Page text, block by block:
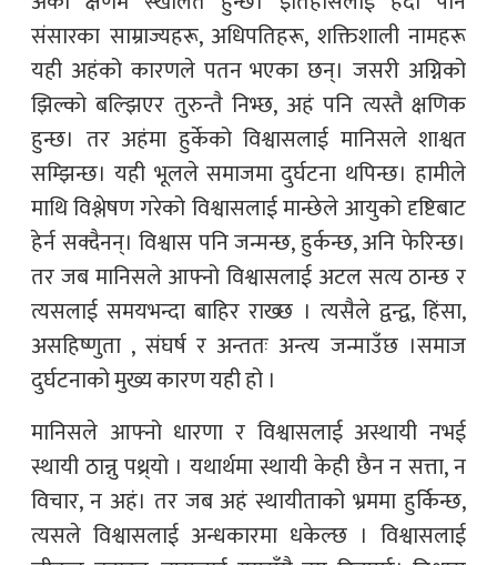
संसारका साम्राज्यहरू, अधिपतिहरू, शक्तिशाली नामहरू
यही अहंको कारणले पतन भएका छन्। जसरी अग्निको
झिल्को बल्झिएर तुरुन्तै निभ्छ, अहं पनि त्यस्तै क्षणिक
हुन्छ। तर अहंमा हुर्केको विश्वासलाई मानिसले शाश्वत
सम्झिन्छ। यही भूलले समाजमा दुर्घटना थपिन्छ। हामीले
माथि विश्लेषण गरेको विश्वासलाई मान्छेले आयुको दृष्टिबाट
हेर्न सक्दैनन्। विश्वास पनि जन्मन्छ, हुर्कन्छ, अनि फेरिन्छ।
तर जब मानिसले आफ्नो विश्वासलाई अटल सत्य ठान्छ र
त्यसलाई समयभन्दा बाहिर राख्छ । त्यसैले द्वन्द्व, हिंसा,
असहिष्णुता , संघर्ष र अन्ततः अन्त्य जन्माउँछ ।समाज
दुर्घटनाको मुख्य कारण यही हो ।
मानिसले आफ्नो धारणा र विश्वासलाई अस्थायी नभई
स्थायी ठान्नु पथ्र्यो । यथार्थमा स्थायी केही छैन न सत्ता, न
विचार, न अहं। तर जब अहं स्थायीताको भ्रममा हुर्किन्छ,
त्यसले विश्वासलाई अन्धकारमा धकेल्छ । विश्वासलाई